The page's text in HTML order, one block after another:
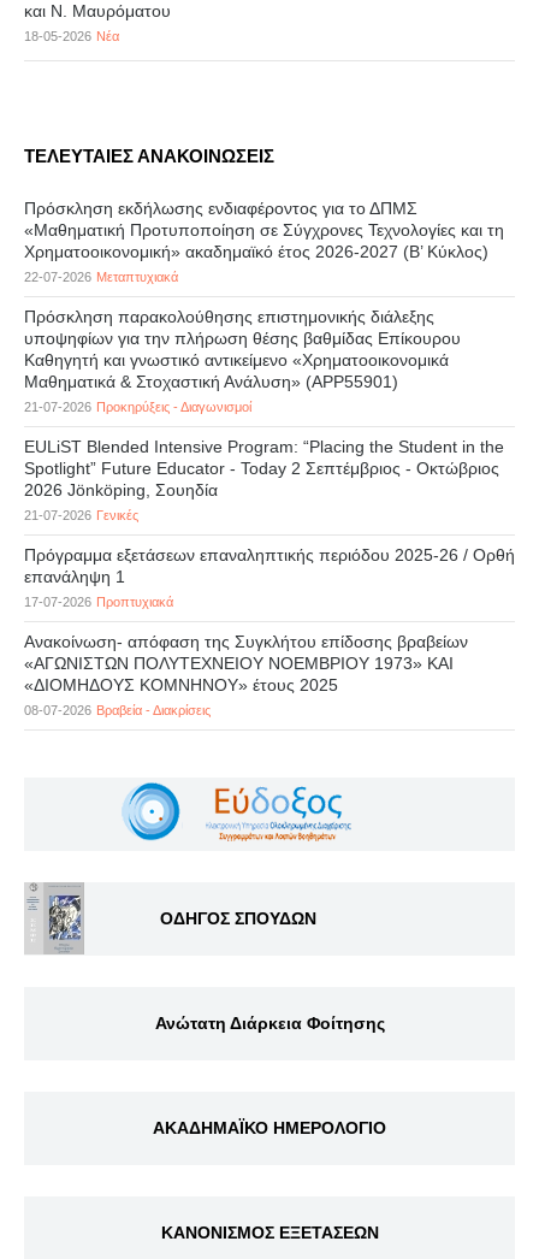
και Ν. Μαυρόματου
18-05-2026 Νέα
ΤΕΛΕΥΤΑΙΕΣ ΑΝΑΚΟΙΝΩΣΕΙΣ
Πρόσκληση εκδήλωσης ενδιαφέροντος για το ΔΠΜΣ
«Μαθηματική Προτυποποίηση σε Σύγχρονες Τεχνολογίες και τη
Χρηματοοικονομική» ακαδημαϊκό έτος 2026-2027 (B’ Kύκλος)
22-07-2026 Μεταπτυχιακά
Πρόσκληση παρακολούθησης επιστημονικής διάλεξης
υποψηφίων για την πλήρωση θέσης βαθμίδας Επίκουρου
Καθηγητή και γνωστικό αντικείμενο «Χρηματοοικονομικά
Μαθηματικά & Στοχαστική Ανάλυση» (APP55901)
21-07-2026 Προκηρύξεις - Διαγωνισμοί
EULiST Blended Intensive Program: “Placing the Student in the
Spotlight” Future Educator - Today 2 Σεπτέμβριος - Οκτώβριος
2026 Jönköping, Σουηδία
21-07-2026 Γενικές
Πρόγραμμα εξετάσεων επαναληπτικής περιόδου 2025-26 / Ορθή
επανάληψη 1
17-07-2026 Προπτυχιακά
Ανακοίνωση- απόφαση της Συγκλήτου επίδοσης βραβείων
«ΑΓΩΝΙΣΤΩΝ ΠΟΛΥΤΕΧΝΕΙΟΥ ΝΟΕΜΒΡΙΟΥ 1973» ΚΑΙ
«ΔΙΟΜΗΔΟΥΣ ΚΟΜΝΗΝΟΥ» έτους 2025
08-07-2026 Βραβεία - Διακρίσεις
ΟΔΗΓΟΣ ΣΠΟΥΔΩΝ
Ανώτατη Διάρκεια Φοίτησης
ΑΚΑΔΗΜΑΪΚΟ ΗΜΕΡΟΛΟΓΙΟ
ΚΑΝΟΝΙΣΜΟΣ ΕΞΕΤΑΣΕΩΝ